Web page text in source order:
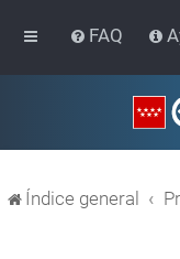
FAQ
Índice general